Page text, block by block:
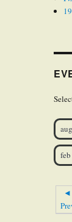
aug
feb
◄